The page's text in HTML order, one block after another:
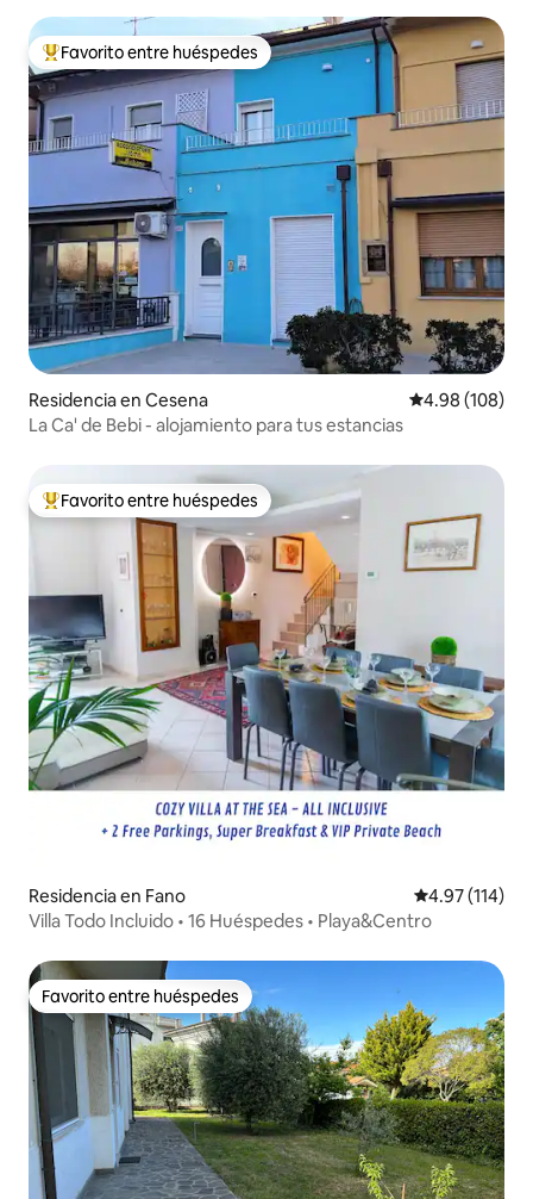
De los mejores en Favorito entre huéspedes
Favorito entre huéspedes
Residencia en Cesena Calificación
4.98 (108)
La Ca' de Bebi - alojamiento para tus estancias
De los mejores en Favorito entre huéspedes
Favorito entre huéspedes
Residencia en Fano Calificación
4.97 (114)
Villa Todo Incluido • 16 Huéspedes • Playa&Centro
Favorito entre huéspedes
Favorito entre huéspedes